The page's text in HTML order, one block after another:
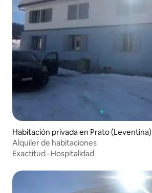
Habitación privada en Prato (Leventina)
Alquiler de habitaciones
Exactitud · Hospitalidad